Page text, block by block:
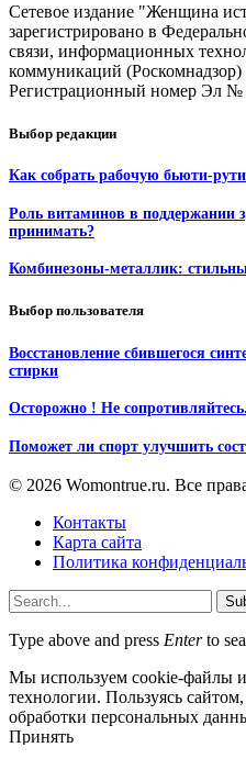
Сетевое издание "Женщина
зарегистрировано в
связи, информационных
коммуникаций (Роскомнадзор)
Регистрационный номер Эл
Выбор редакции
Как собрать рабочую бьюти-
Роль витаминов в поддержании
принимать?
Комбинезоны-металлик:
Выбор пользователя
Восстановление сбившегося
стирки
Осторожно ! Не сопротивляйтесь.
Поможет ли спорт улучшить
© 2026 Womontrue.ru. Все
Контакты
Карта сайта
Политика
Type above and press Enterto
Мы используем cookie-файлы
технологии. Пользуясь
обработки персональных
Принять